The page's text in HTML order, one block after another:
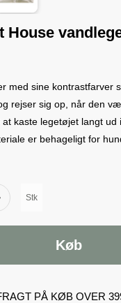
House
med sine kontrastfarver
rejser sig op, når den
kaste legetøjet langt ud
er behageligt for
Stk
Køb
PÅ KØB OVER